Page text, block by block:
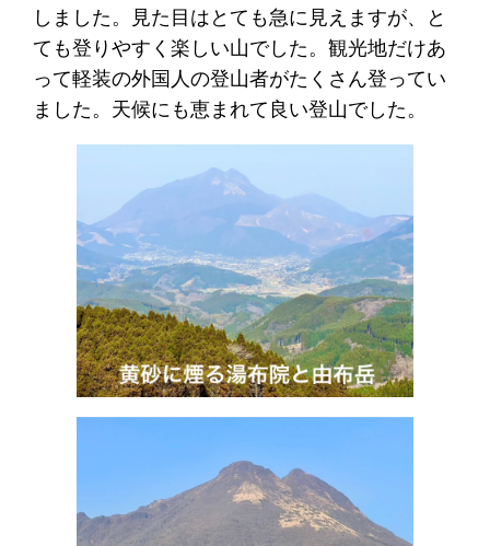
しました。見た目はとても急に見えますが、と
ても登りやすく楽しい山でした。観光地だけあ
って軽装の外国人の登山者がたくさん登ってい
ました。天候にも恵まれて良い登山でした。